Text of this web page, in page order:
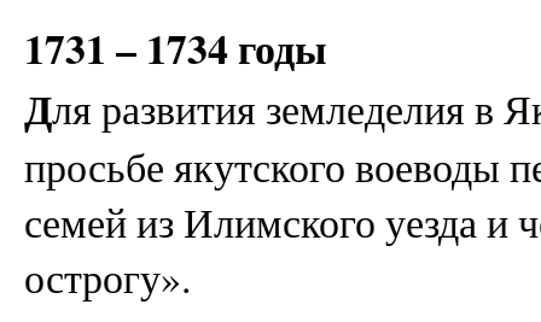
1731 – 1734 годы
Для развития земледелия в
просьбе якутского воеводы
семей из Илимского уезда и
острогу».